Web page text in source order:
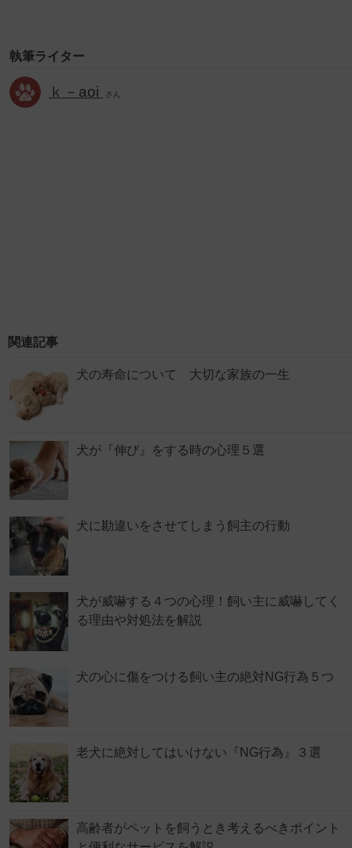
執筆ライター
ｋ－aoi さん
関連記事
犬の寿命について 大切な家族の一生
犬が『伸び』をする時の心理５選
犬に勘違いをさせてしまう飼主の行動
犬が威嚇する４つの心理！飼い主に威嚇してく
る理由や対処法を解説
犬の心に傷をつける飼い主の絶対NG行為５つ
老犬に絶対してはいけない『NG行為』３選
高齢者がペットを飼うとき考えるべきポイント